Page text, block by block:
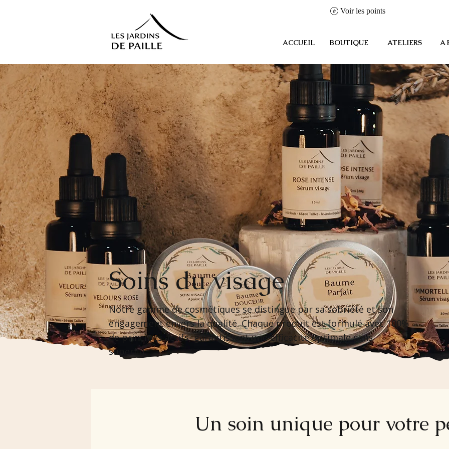
Voir les points
ACCUEIL BOUTIQUE ATELIERS A
Soins du visage
Notre gamme de cosmétiques se distingue par sa sobriété et son
engagement envers la qualité. Chaque produit est formulé avec 100%
de principes actifs, garantissant une efficacité optimale sans
superflu.
Un soin unique pour votre